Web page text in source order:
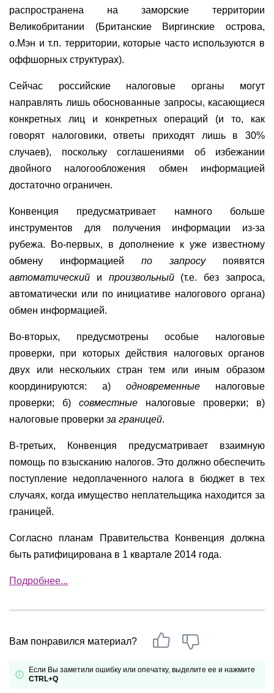
распространена на заморские территории
Великобритании (Британские Виргинские острова,
о.Мэн и т.п. территории, которые часто используются в
оффшорных структурах).
Сейчас российские налоговые органы могут
направлять лишь обоснованные запросы, касающиеся
конкретных лиц и конкретных операций (и то, как
говорят налоговики, ответы приходят лишь в 30%
случаев), поскольку соглашениями об избежании
двойного налогообложения обмен информацией
достаточно ограничен.
Конвенция предусматривает намного больше
инструментов для получения информации из-за
рубежа. Во-первых, в дополнение к уже известному
обмену информацией по запросупоявятся
автоматический и произвольный(т.е. без запроса,
автоматически или по инициативе налогового органа)
обмен информацией.
Во-вторых, предусмотрены особые налоговые
проверки, при которых действия налоговых органов
двух или нескольких стран тем или иным образом
координируются: а) одновременные налоговые
проверки; б) совместные налоговые проверки; в)
налоговые проверки за границей.
В-третьих, Конвенция предусматривает взаимную
помощь по взысканию налогов. Это должно обеспечить
поступление недоплаченного налога в бюджет в тех
случаях, когда имущество неплательщика находится за
границей.
Согласно планам Правительства Конвенция должна
быть ратифицирована в 1 квартале 2014 года.
Подробнее...
Вам понравился материал?
Если Вы заметили ошибку или опечатку, выделите ее и нажмите
CTRL+Q